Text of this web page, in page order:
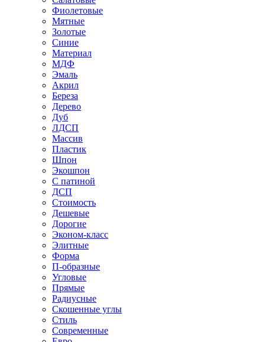
Фиолетовые
Мятные
Золотые
Синие
Материал
МДФ
Эмаль
Акрил
Береза
Дерево
Дуб
ЛДСП
Массив
Пластик
Шпон
Экошпон
С патиной
ДСП
Стоимость
Дешевые
Дорогие
Эконом-класс
Элитные
Форма
П-образные
Угловые
Прямые
Радиусные
Скошенные углы
Стиль
Современные